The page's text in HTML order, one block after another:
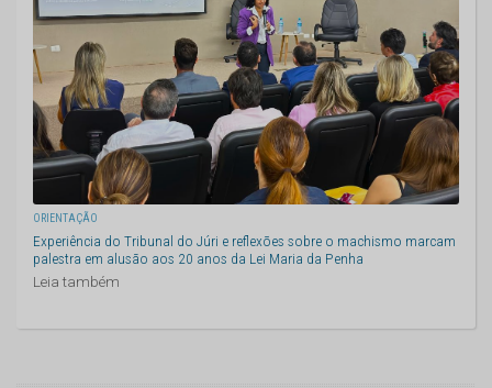
ORIENTAÇÃO
Experiência do Tribunal do Júri e reflexões sobre o machismo marcam
palestra em alusão aos 20 anos da Lei Maria da Penha
Leia também